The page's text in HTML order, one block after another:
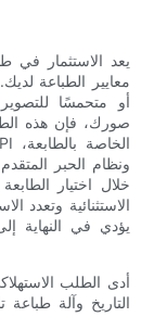
يعد الاستثمار في
معايير الطباعة
أو متحمسًا
صورك، فإن هذه
ونظام الحبر
خلال اختيار
الاستثنائية وتعدد
يؤدي في النهاية
أدى الطلب
التاريخ وآلة طباعة